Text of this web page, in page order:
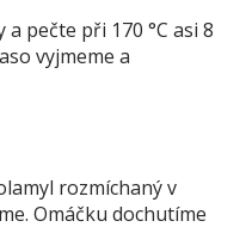
pečte při 170 °C asi 8
vyjmeme a
rozmíchaný v
Omáčku dochutíme